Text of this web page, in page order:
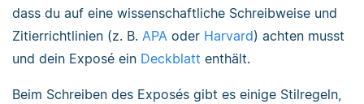
dass du auf eine wissenschaftliche Schreibweise und
Zitierrichtlinien (z. B. APA oder Harvard) achten musst
und dein Exposé ein Deckblatt enthält.
Beim Schreiben des Exposés gibt es einige Stilregeln,